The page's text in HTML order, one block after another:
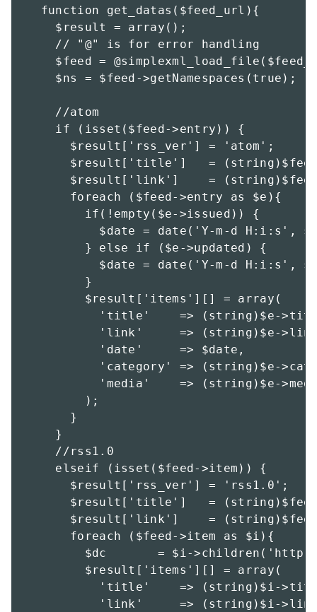
  function get_datas($feed_url){
    $result = array();
    // "@" is for error handling
$feed =
    $ns = $feed->getNamespaces(true);
    //atom
    if (isset($feed->entry)) {
      $result['rss_ver'] = 'atom';
$result['title']   =
$result['link']    =
      foreach ($feed->entry as $e){
        if(!empty($e->issued)) {
$date = date('Y-m-d H:i:s',
        } else if ($e->updated) {
$date = date('Y-m-d H:i:s',
        }
        $result['items'][] = array(
'title'    => (string)$e-
'link'     => (string)$e-
          'date'     => $date,
'category' => (string)$e-
'media'    => (string)$e-
        );
      }
    }
    //rss1.0
    elseif (isset($feed->item)) {
      $result['rss_ver'] = 'rss1.0';
$result['title']   =
$result['link']    =
      foreach ($feed->item as $i){
$dc       = $i-
        $result['items'][] = array(
'title'    => (string)$i-
'link'     => (string)$i-